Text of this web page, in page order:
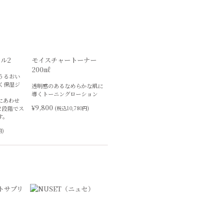
2
るおい
保湿ジ
あわせ
階でス
)
モイスチャートーナー
200㎖
透明感のあるなめらかな肌に
導くトーニングローション
¥9,800 (税込10,780円)